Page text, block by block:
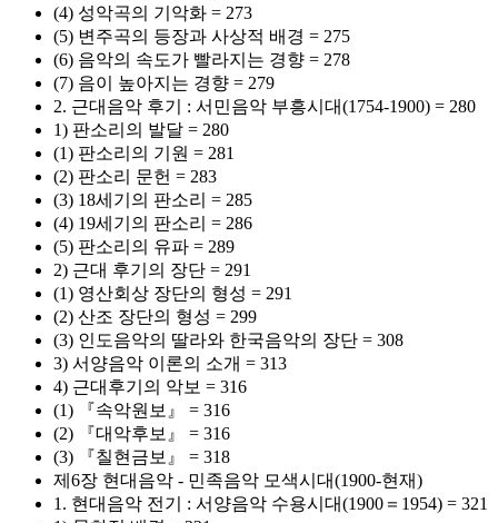
(4) 성악곡의 기악화 = 273
(5) 변주곡의 등장과 사상적 배경 = 275
(6) 음악의 속도가 빨라지는 경향 = 278
(7) 음이 높아지는 경향 = 279
2. 근대음악 후기 : 서민음악 부흥시대(1754-1900) = 280
1) 판소리의 발달 = 280
(1) 판소리의 기원 = 281
(2) 판소리 문헌 = 283
(3) 18세기의 판소리 = 285
(4) 19세기의 판소리 = 286
(5) 판소리의 유파 = 289
2) 근대 후기의 장단 = 291
(1) 영산회상 장단의 형성 = 291
(2) 산조 장단의 형성 = 299
(3) 인도음악의 딸라와 한국음악의 장단 = 308
3) 서양음악 이론의 소개 = 313
4) 근대후기의 악보 = 316
(1) 『속악원보』 = 316
(2) 『대악후보』 = 316
(3) 『칠현금보』 = 318
제6장 현대음악 - 민족음악 모색시대(1900-현재)
1. 현대음악 전기 : 서양음악 수용시대(1900＝1954) = 321